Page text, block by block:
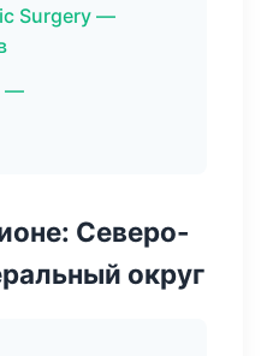
Surgery —
—
Северо-
округ